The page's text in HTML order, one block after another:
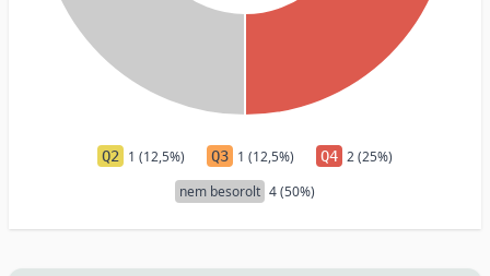
Q2 1 (12,5%) Q3 1 (12,5%) Q4 2 (25%)
nem besorolt 4 (50%)